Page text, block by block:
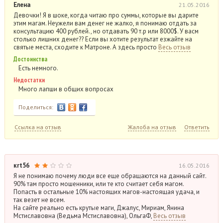
Елена 21.05.2016
Девочки! Я в шоке, когда читаю про суммы, которые вы дарите
этим магам. Неужели вам денег не жалко, я понимаю отдать за
консультацию 400 рублей., но отдавать 90 т.р или 8000$. У васм
столько лишних денег?? Если вы хотите результат езжайте на
святые места, сходите к Матроне. А здесь просто Весь отзыв
Достоинства
Есть немного.
Недостатки
Много лапши в общих вопросах
Поделиться:
Ссылка на отзыв Жалоба на отзыв Ответить
кrt56 16.05.2016
Я не понимаю почему люди все еще обращаются на данный сайт.
90% там просто мошенники, или те кто считает себя магом.
Попасть в остальные 10% настоящих магов-настоящая удача, и
так везет не всем.
На сайте реально есть крутые маги, Джалус, Мириам, Янина
Мстиславовна (Ведьма Мстиславовна), ОльгаФ, Весь отзыв